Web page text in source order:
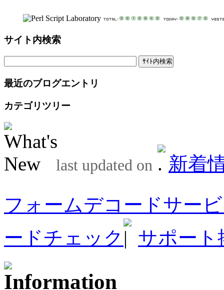
サイト内検索
最近のブログエントリ
カテゴリツリー
last updated on
新着
フォームデコードサー
ードチェック
サポート